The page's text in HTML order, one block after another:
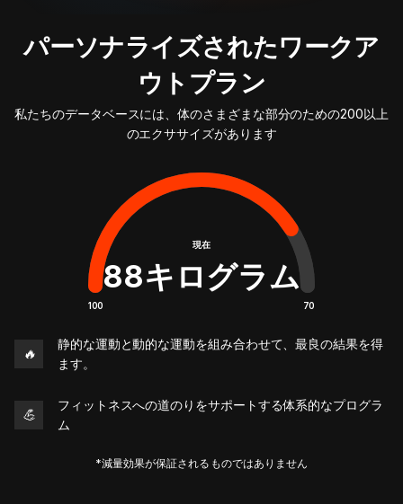
パーソナライズされたワークア
ウトプラン
私たちのデータベースには、体のさまざまな部分のための200以上
のエクササイズがあります
現在
88キログラム
100 70
🔥
静的な運動と動的な運動を組み合わせて、最良の結果を得
ます。
💪
フィットネスへの道のりをサポートする体系的なプログラ
ム
*減量効果が保証されるものではありません